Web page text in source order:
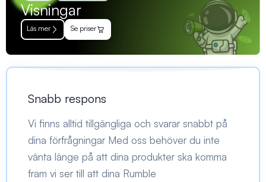
Visningar
Läs mer Se priser
Snabb respons
Vi finns alltid tillgängliga och svarar snabbt på
dina förfrågningar Med oss behöver du inte
vänta länge på att dina produkter ska komma
fram vi ser till att dina Rumble